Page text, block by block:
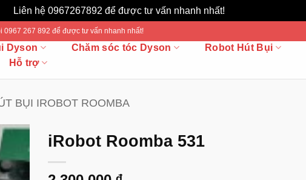
Liên hệ 0967267892 để được tư vấn nhanh nhất!
0967 267 892 để được tư vấn nhanh nhất!
Dyson Chăm sóc tóc Dyson Robot Hút Bụi
Hỗ trợ
BỤI IROBOT ROOMBA
iRobot Roomba 531